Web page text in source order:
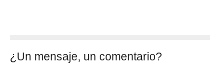
¿Un mensaje, un comentario?